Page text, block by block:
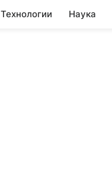
Технологии Наука